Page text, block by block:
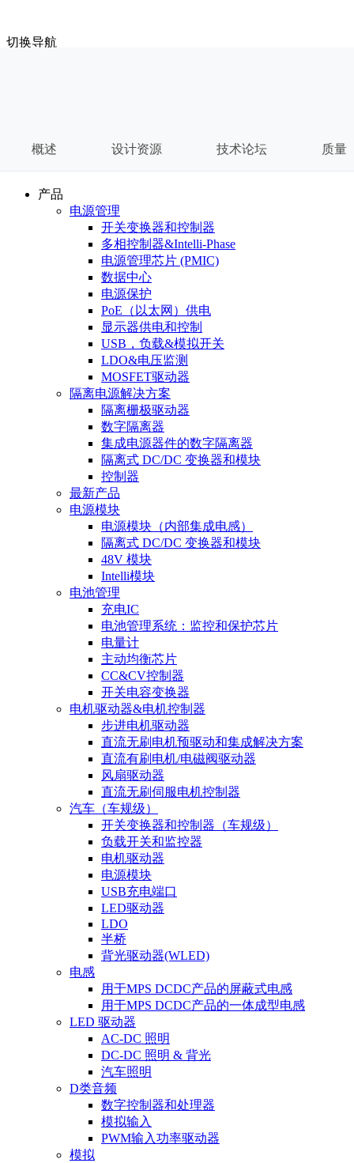
切换导航
产品
电源管理
开关变换器和控制器
多相控制器&Intelli-Phase
电源管理芯片 (PMIC)
数据中心
电源保护
PoE（以太网）供电
显示器供电和控制
USB，负载&模拟开关
LDO&电压监测
MOSFET驱动器
隔离电源解决方案
隔离栅极驱动器
数字隔离器
集成电源器件的数字隔离器
隔离式 DC/DC 变换器和模块
控制器
最新产品
电源模块
电源模块（内部集成电感）
隔离式 DC/DC 变换器和模块
48V 模块
Intelli模块
电池管理
充电IC
电池管理系统：监控和保护芯片
电量计
主动均衡芯片
CC&CV控制器
开关电容变换器
电机驱动器&电机控制器
步进电机驱动器
直流无刷电机预驱动和集成解决方案
直流有刷电机/电磁阀驱动器
风扇驱动器
直流无刷伺服电机控制器
汽车（车规级）
开关变换器和控制器（车规级）
负载开关和监控器
电机驱动器
电源模块
USB充电端口
LED驱动器
LDO
半桥
背光驱动器(WLED)
电感
用于MPS DCDC产品的屏蔽式电感
用于MPS DCDC产品的一体成型电感
LED 驱动器
AC-DC 照明
DC-DC 照明 & 背光
汽车照明
D类音频
数字控制器和处理器
模拟输入
PWM输入功率驱动器
模拟
概述 设计资源 技术论坛 质量